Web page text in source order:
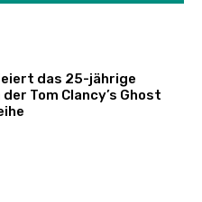
das 25-jährige
Tom Clancy’s Ghost